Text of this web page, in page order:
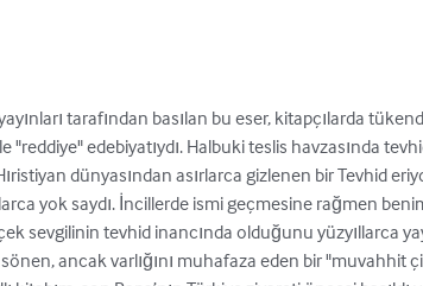
tarafından basılan bu eser, kitapçılarda
"reddiye" edebiyatıydı. Halbuki teslis havzasında
dünyasından asırlarca gizlenen bir Tevhid
yok saydı. İncillerde ismi geçmesine rağmen
sevgilinin tevhid inancında olduğunu yüzyıllarca
sönen, ancak varlığını muhafaza eden bir "muvahhit